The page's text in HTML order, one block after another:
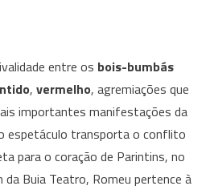
entre os bois-bumbás
, vermelho, agremiações que
importantes manifestações da
espetáculo transporta o conflito
para o coração de Parintins, no
Buia Teatro, Romeu pertence à